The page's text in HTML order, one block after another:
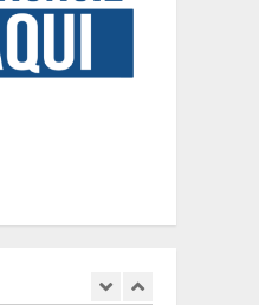
seca
ritmo das obras
perspectivas